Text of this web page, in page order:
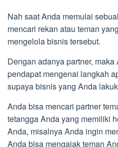
Nah saat Anda memulai
mencari rekan atau teman
mengelola bisnis tersebut.
Dengan adanya partner,
pendapat mengenai langkah
supaya bisnis yang Anda
Anda bisa mencari partner
tetangga Anda yang memiliki
Anda, misalnya Anda ingin
Anda bisa mengajak teman